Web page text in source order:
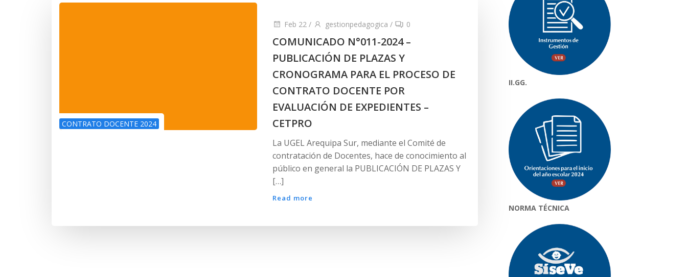
CONTRATO DOCENTE 2024
Feb 22 / gestionpedagogica / 0
COMUNICADO N°011-2024 –
PUBLICACIÓN DE PLAZAS Y
CRONOGRAMA PARA EL PROCESO DE
CONTRATO DOCENTE POR
EVALUACIÓN DE EXPEDIENTES –
CETPRO
La UGEL Arequipa Sur, mediante el Comité de
contratación de Docentes, hace de conocimiento al
público en general la PUBLICACIÓN DE PLAZAS Y
[…]
Read more
II.GG.
NORMA TÉCNICA